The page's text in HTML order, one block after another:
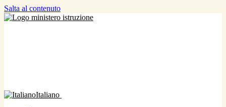
Salta al contenuto
Italiano